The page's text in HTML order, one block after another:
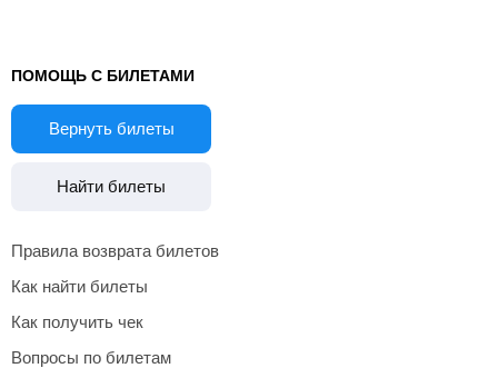
ПОМОЩЬ С БИЛЕТАМИ
Вернуть билеты
Найти билеты
Правила возврата билетов
Как найти билеты
Как получить чек
Вопросы по билетам